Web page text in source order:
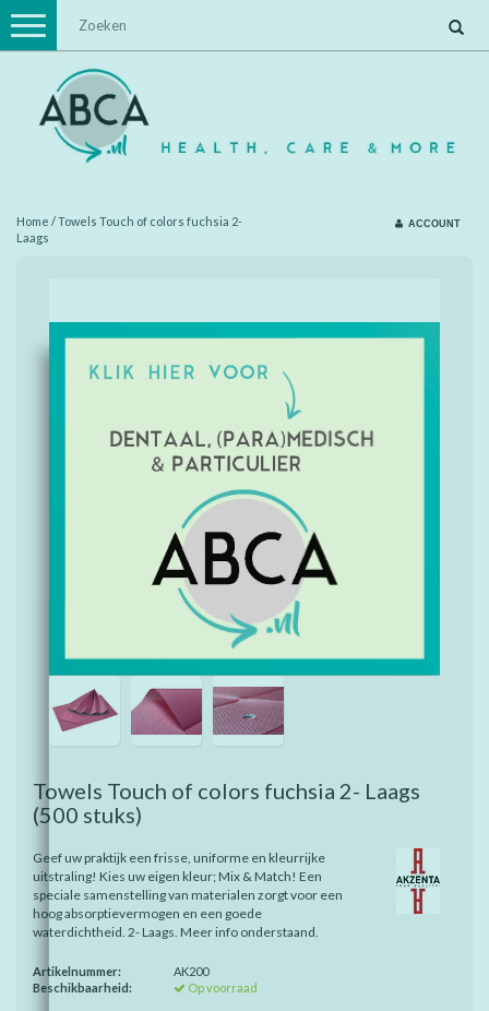
Toggle
navigation
Home /Towels Touch of colors fuchsia 2-
Laags
ACCOUNT
Towels Touch of colors fuchsia 2- Laags
(500 stuks)
Geef uw praktijk een frisse, uniforme en kleurrijke
uitstraling! Kies uw eigen kleur; Mix & Match! Een
speciale samenstelling van materialen zorgt voor een
hoog absorptievermogen en een goede
waterdichtheid. 2- Laags. Meer info onderstaand.
Artikelnummer:
AK200
Beschikbaarheid:
Op voorraad